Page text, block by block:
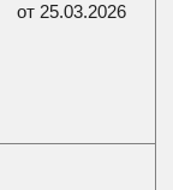
от 25.03.2026